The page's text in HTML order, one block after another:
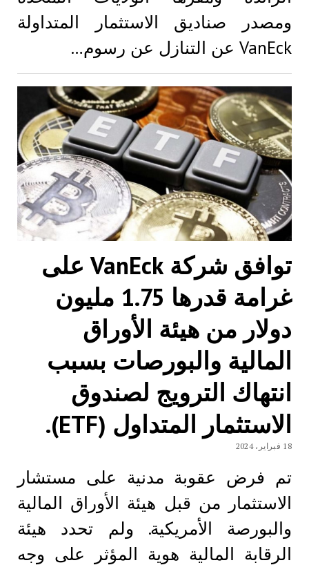
ومصدر صناديق الاستثمار المتداولة
VanEck عن التنازل عن رسوم…
توافق شركة VanEck على
غرامة قدرها 1.75 مليون
دولار من هيئة الأوراق
المالية والبورصات بسبب
انتهاك الترويج لصندوق
الاستثمار المتداول (ETF).
18 فبراير، 2024
تم فرض عقوبة مدنية على مستشار
الاستثمار من قبل هيئة الأوراق المالية
والبورصة الأمريكية. ولم تحدد هيئة
الرقابة المالية هوية المؤثر على وجه